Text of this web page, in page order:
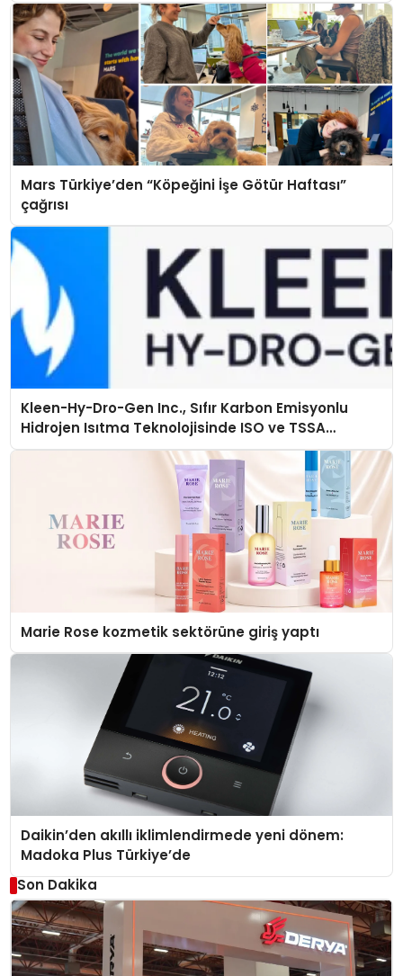
Mars Türkiye’den “Köpeğini İşe Götür Haftası”
çağrısı
Kleen-Hy-Dro-Gen Inc., Sıfır Karbon Emisyonlu
Hidrojen Isıtma Teknolojisinde ISO ve TSSA
Düzenleyici Onaylarını Aldı
Marie Rose kozmetik sektörüne giriş yaptı
Daikin’den akıllı iklimlendirmede yeni dönem:
Madoka Plus Türkiye’de
Son Dakika